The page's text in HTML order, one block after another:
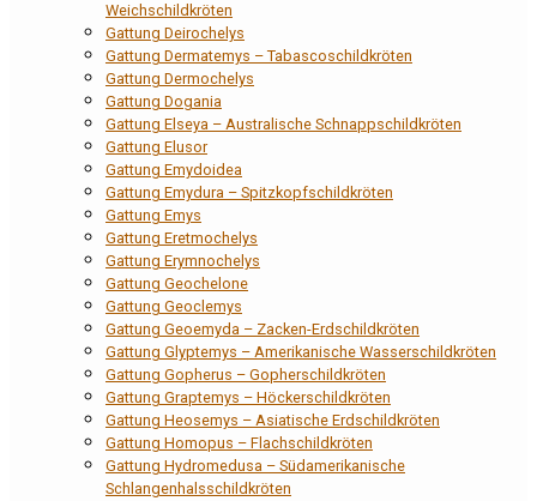
Weichschildkröten
Gattung Deirochelys
Gattung Dermatemys – Tabascoschildkröten
Gattung Dermochelys
Gattung Dogania
Gattung Elseya – Australische Schnappschildkröten
Gattung Elusor
Gattung Emydoidea
Gattung Emydura – Spitzkopfschildkröten
Gattung Emys
Gattung Eretmochelys
Gattung Erymnochelys
Gattung Geochelone
Gattung Geoclemys
Gattung Geoemyda – Zacken-Erdschildkröten
Gattung Glyptemys – Amerikanische Wasserschildkröten
Gattung Gopherus – Gopherschildkröten
Gattung Graptemys – Höckerschildkröten
Gattung Heosemys – Asiatische Erdschildkröten
Gattung Homopus – Flachschildkröten
Gattung Hydromedusa – Südamerikanische
Schlangenhalsschildkröten